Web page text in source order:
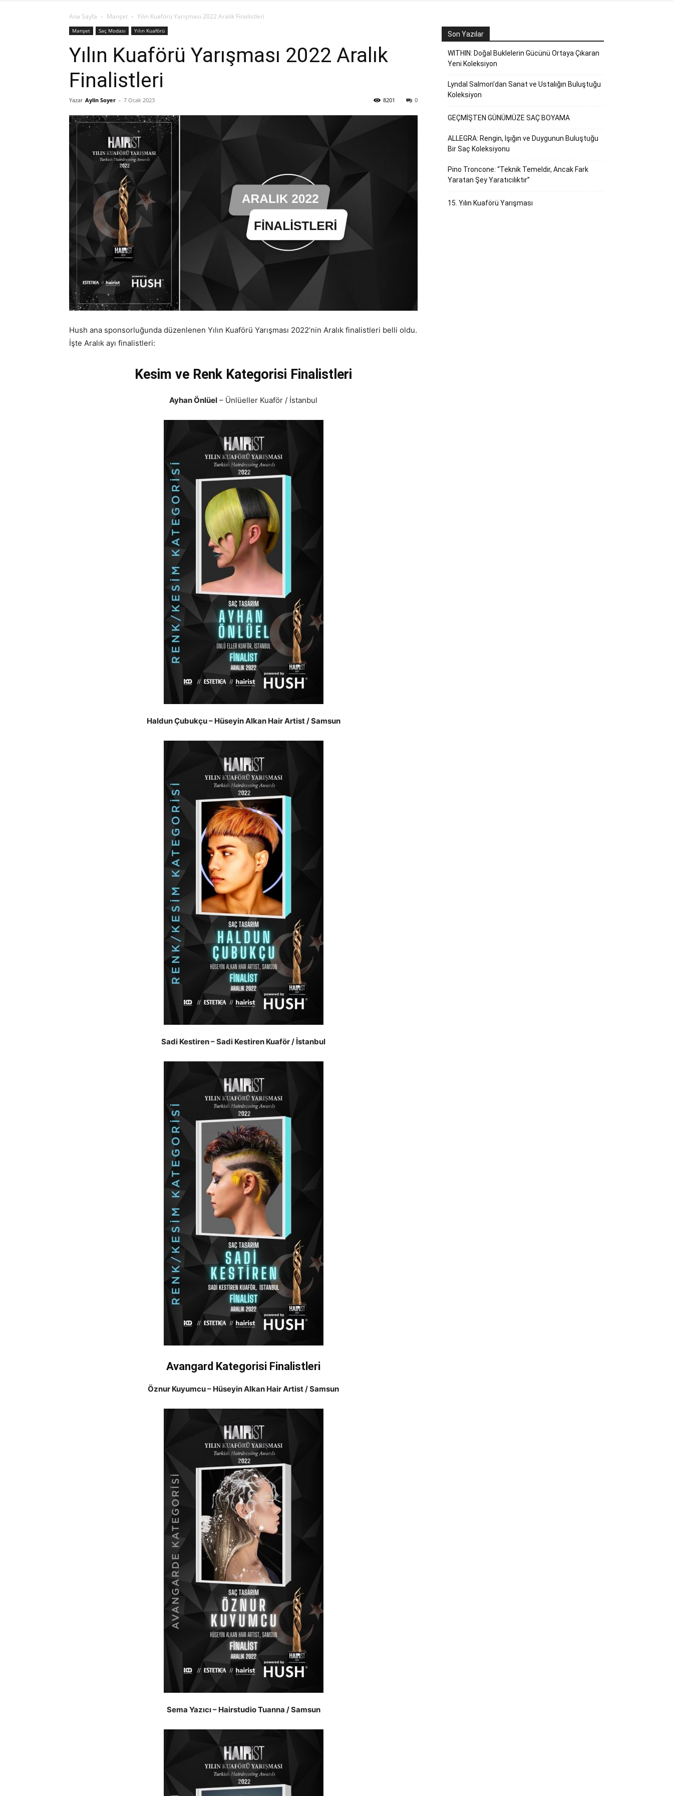
Ana Sayfa Manşet Yılın Kuaförü Yarışması 2022 Aralık Finalistleri
Manşet Saç Modası Yılın Kuaförü
Yılın Kuaförü Yarışması 2022 Aralık
Finalistleri
Yazar Aylin Soyer - 7 Ocak 2023 0
8201
Hush ana sponsorluğunda düzenlenen Yılın Kuaförü Yarışması 2022’nin Aralık finalistleri belli oldu.
İşte Aralık ayı finalistleri:
Kesim ve Renk Kategorisi Finalistleri
Ayhan Önlüel – Ünlüeller Kuaför / İstanbul
Haldun Çubukçu – Hüseyin Alkan Hair Artist / Samsun
Sadi Kestiren – Sadi Kestiren Kuaför / İstanbul
Avangard Kategorisi Finalistleri
Öznur Kuyumcu – Hüseyin Alkan Hair Artist / Samsun
Sema Yazıcı – Hairstudio Tuanna / Samsun
Son Yazılar
WITHIN: Doğal Buklelerin Gücünü Ortaya Çıkaran
Yeni Koleksiyon
Lyndal Salmon’dan Sanat ve Ustalığın Buluştuğu
Koleksiyon
GEÇMİŞTEN GÜNÜMÜZE SAÇ BOYAMA
ALLEGRA: Rengin, Işığın ve Duygunun Buluştuğu
Bir Saç Koleksiyonu
Pino Troncone: “Teknik Temeldir, Ancak Fark
Yaratan Şey Yaratıcılıktır”
15. Yılın Kuaförü Yarışması